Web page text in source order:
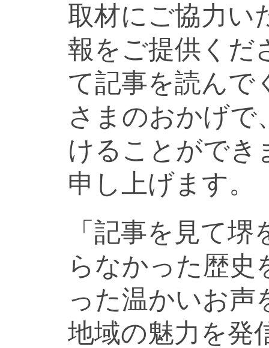
取材にご協力い
報をご提供くだ
て記事を読んで
さまのおかげで
けることができ
申し上げます。
「記事を見て
らなかった歴史
った温かいお声
地域の魅力を発